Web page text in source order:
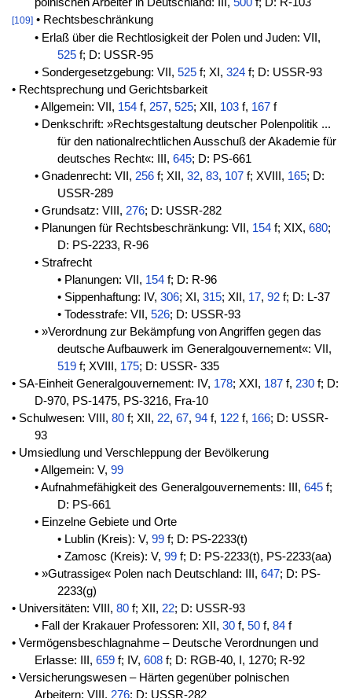
polnischen Arbeiter in Deutschland: III, 500f; D: R-103
[109]• Rechtsbeschränkung
• Erlaß über die Rechtlosigkeit der Polen und Juden: VII,
525 f; D: USSR-95
• Sondergesetzgebung: VII, 525f; XI, 324f; D: USSR-93
• Rechtsprechung und Gerichtsbarkeit
• Allgemein: VII, 154f, 257, 525; XII, 103f, 167f
• Denkschrift: »Rechtsgestaltung deutscher Polenpolitik ...
für den nationalrechtlichen Ausschuß der Akademie für
deutsches Recht«: III,645; D: PS-661
• Gnadenrecht: VII, 256f; XII, 32, 83, 107f; XVIII, 165; D:
USSR-289
• Grundsatz: VIII, 276; D: USSR-282
• Planungen für Rechtsbeschränkung: VII, 154f; XIX, 680;
D: PS-2233, R-96
• Strafrecht
• Planungen: VII, 154 f; D: R-96
• Sippenhaftung: IV,306; XI,315; XII, 17,92 f; D: L-37
• Todesstrafe: VII,526; D: USSR-93
• »Verordnung zur Bekämpfung von Angriffen gegen das
deutsche Aufbauwerk im Generalgouvernement«: VII,
519 f; XVIII, 175; D: USSR- 335
• SA-Einheit Generalgouvernement: IV, 178; XXI, 187f, 230f; D:
D-970, PS-1475, PS-3216, Fra-10
• Schulwesen: VIII, 80f; XII, 22, 67, 94f, 122f, 166; D: USSR-
93
• Umsiedlung und Verschleppung der Bevölkerung
• Allgemein: V, 99
• Aufnahmefähigkeit des Generalgouvernements: III, 645f;
D: PS-661
• Einzelne Gebiete und Orte
• Lublin (Kreis): V,99 f; D: PS-2233(t)
• Zamosc (Kreis): V,99 f; D: PS-2233(t), PS-2233(aa)
• »Gutrassige« Polen nach Deutschland: III, 647; D: PS-
2233(g)
• Universitäten: VIII, 80f; XII, 22; D: USSR-93
• Fall der Krakauer Professoren: XII, 30f, 50f, 84f
• Vermögensbeschlagnahme – Deutsche Verordnungen und
Erlasse: III, 659f; IV, 608f; D: RGB-40, I, 1270; R-92
• Versicherungswesen – Härten gegenüber polnischen
Arbeitern: VIII, 276; D: USSR-282